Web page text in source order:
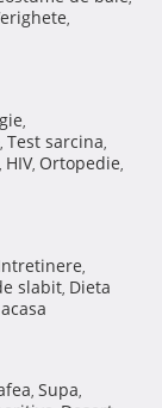
,
,
, Test sarcina,
, HIV, Ortopedie,
,
slabit, Dieta
, Supa,